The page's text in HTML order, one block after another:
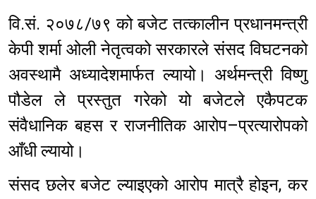
वि.सं. २०७८/७९ को बजेट तत्कालीन प्रधानमन्त्री
केपी शर्मा ओली नेतृत्वको सरकारले संसद विघटनको
अवस्थामै अध्यादेशमार्फत ल्यायो। अर्थमन्त्री विष्णु
पौडेल ले प्रस्तुत गरेको यो बजेटले एकैपटक
संवैधानिक बहस र राजनीतिक आरोप–प्रत्यारोपको
आँधी ल्यायो।
संसद छलेर बजेट ल्याइएको आरोप मात्रै होइन, कर